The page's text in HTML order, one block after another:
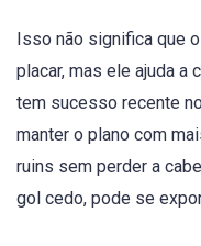
Isso não significa que
placar, mas ele ajuda a
tem sucesso recente
manter o plano com
ruins sem perder a
gol cedo, pode se